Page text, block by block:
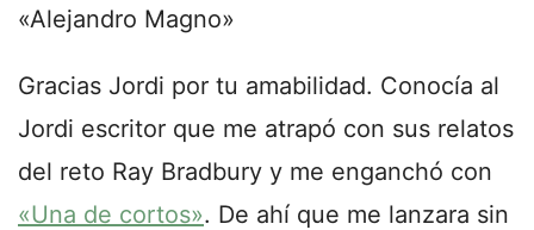
«Alejandro Magno»
Gracias Jordi por tu amabilidad. Conocía al
Jordi escritor que me atrapó con sus relatos
del reto Ray Bradbury y me enganchó con
«Una de cortos». De ahí que me lanzara sin